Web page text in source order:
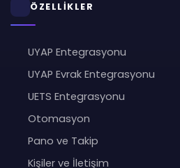
ÖZELLİKLER
UYAP Entegrasyonu
UYAP Evrak Entegrasyonu
UETS Entegrasyonu
Otomasyon
Pano ve Takip
Kişiler ve İletişim